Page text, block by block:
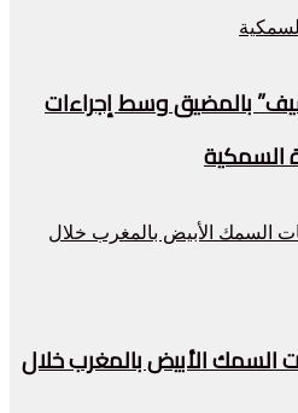
بالمضيق وسط إجراءات
السمكية
السمك الأبيض بالمغرب خلال